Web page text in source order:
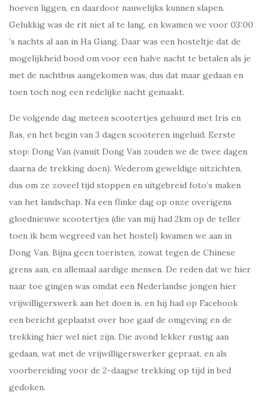
hoeven liggen, en daardoor nauwelijks kunnen slapen.
Gelukkig was de rit niet al te lang, en kwamen we voor 03:00
’s nachts al aan in Ha Giang. Daar was een hosteltje dat de
mogelijkheid bood om voor een halve nacht te betalen als je
met de nachtbus aangekomen was, dus dat maar gedaan en
toen toch nog een redelijke nacht gemaakt.
De volgende dag meteen scootertjes gehuurd met Iris en
Bas, en het begin van 3 dagen scooteren ingeluid. Eerste
stop: Dong Van (vanuit Dong Van zouden we de twee dagen
daarna de trekking doen). Wederom geweldige uitzichten,
dus om ze zoveel tijd stoppen en uitgebreid foto’s maken
van het landschap. Na een flinke dag op onze overigens
gloednieuwe scootertjes (die van mij had 2km op de teller
toen ik hem wegreed van het hostel) kwamen we aan in
Dong Van. Bijna geen toeristen, zowat tegen de Chinese
grens aan, en allemaal aardige mensen. De reden dat we hier
naar toe gingen was omdat een Nederlandse jongen hier
vrijwilligerswerk aan het doen is, en hij had op Facebook
een bericht geplaatst over hoe gaaf de omgeving en de
trekking hier wel niet zijn. Die avond lekker rustig aan
gedaan, wat met de vrijwilligerswerker gepraat, en als
voorbereiding voor de 2-daagse trekking op tijd in bed
gedoken.